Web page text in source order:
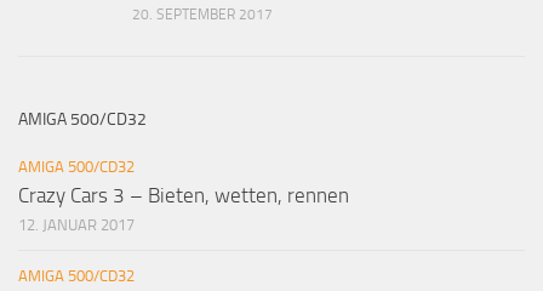
20. SEPTEMBER 2017
AMIGA 500/CD32
AMIGA 500/CD32
Crazy Cars 3 – Bieten, wetten, rennen
12. JANUAR 2017
AMIGA 500/CD32